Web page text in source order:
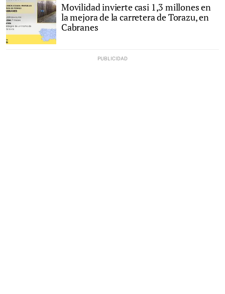
Movilidad invierte casi 1,3 millones en
la mejora de la carretera de Torazu, en
Cabranes